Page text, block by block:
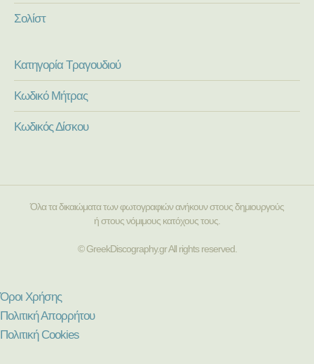
Σολίστ
Κατηγορία Τραγουδιού
Κωδικό Μήτρας
Κωδικός Δίσκου
Όλα τα δικαιώματα των φωτογραφιών ανήκουν στους δημιουργούς
ή στους νόμιμους κατόχους τους.
© GreekDiscography.gr All rights reserved.
Όροι Χρήσης
Πολιτική Απορρήτου
Πολιτική Cookies